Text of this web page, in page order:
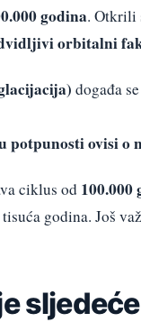
godina. Otkrili
orbitalni
događa
potpunosti ovisi o
ciklus od 100.000
godina. Još